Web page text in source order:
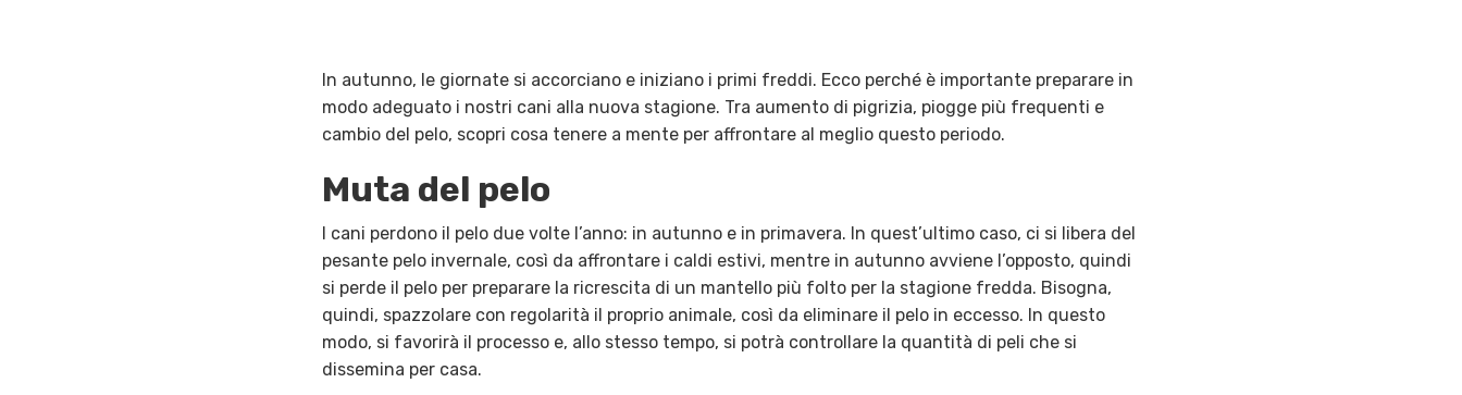
In autunno, le giornate si accorciano e iniziano i primi freddi. Ecco perché è importante preparare in
modo adeguato i nostri cani alla nuova stagione. Tra aumento di pigrizia, piogge più frequenti e
cambio del pelo, scopri cosa tenere a mente per affrontare al meglio questo periodo.
Muta del pelo
I cani perdono il pelo due volte l’anno: in autunno e in primavera. In quest’ultimo caso, ci si libera del
pesante pelo invernale, così da affrontare i caldi estivi, mentre in autunno avviene l’opposto, quindi
si perde il pelo per preparare la ricrescita di un mantello più folto per la stagione fredda. Bisogna,
quindi, spazzolare con regolarità il proprio animale, così da eliminare il pelo in eccesso. In questo
modo, si favorirà il processo e, allo stesso tempo, si potrà controllare la quantità di peli che si
dissemina per casa.